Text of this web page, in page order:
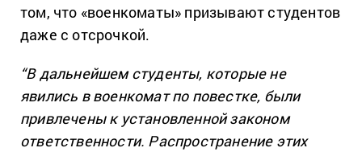
том, что «военкоматы» призывают студентов
даже с отсрочкой.
“В дальнейшем студенты, которые не
явились в военкомат по повестке, были
привлечены к установленной законом
ответственности. Распространение этих